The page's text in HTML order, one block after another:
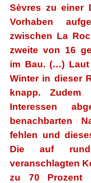
Sèvres zu einer
Vorhaben
zwischen La
zweite von 16
im Bau. (…)
Winter in dieser
knapp.
Interessen
benachbarten
fehlen und
Die auf
veranschlagten
zu 70 Prozent